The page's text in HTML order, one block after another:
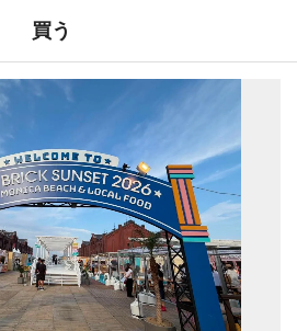
買う